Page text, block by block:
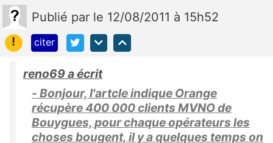
Publié par le 12/08/2011 à 15h52
!
citer
reno69 a écrit
- Bonjour, l'artcle indique Orange
récupère 400 000 clients MVNO de
Bouygues, pour chaque opérateurs les
choses bougent, il y a quelques temps on